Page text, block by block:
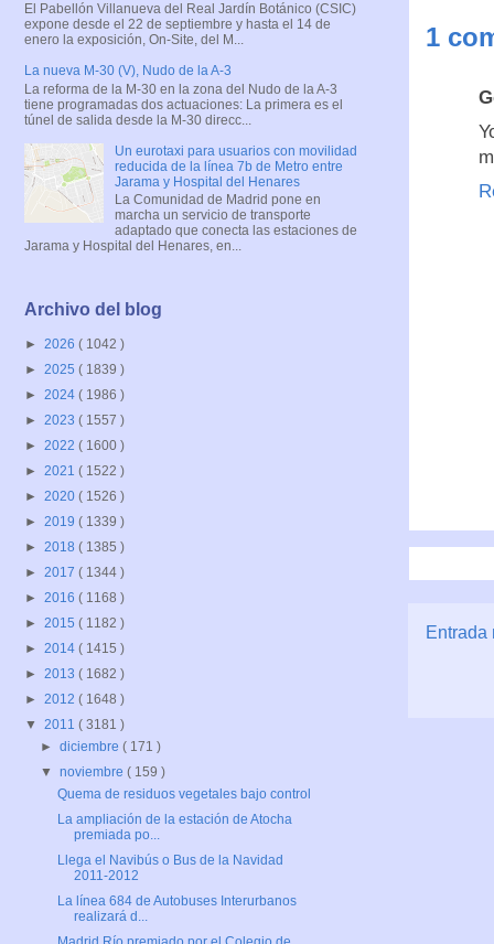
1
Entrada
El Pabellón Villanueva del Real Jardín Botánico (CSIC)
expone desde el 22 de septiembre y hasta el 14 de
enero la exposición, On-Site, del M...
La nueva M-30 (V), Nudo de la A-3
La reforma de la M-30 en la zona del Nudo de la A-3
tiene programadas dos actuaciones: La primera es el
túnel de salida desde la M-30 direcc...
Un eurotaxi para usuarios con movilidad
reducida de la línea 7b de Metro entre
Jarama y Hospital del Henares
La Comunidad de Madrid pone en
marcha un servicio de transporte
adaptado que conecta las estaciones de
Jarama y Hospital del Henares, en...
Archivo del blog
► 2026 ( 1042 )
► 2025 ( 1839 )
► 2024 ( 1986 )
► 2023 ( 1557 )
► 2022 ( 1600 )
► 2021 ( 1522 )
► 2020 ( 1526 )
► 2019 ( 1339 )
► 2018 ( 1385 )
► 2017 ( 1344 )
► 2016 ( 1168 )
► 2015 ( 1182 )
► 2014 ( 1415 )
► 2013 ( 1682 )
► 2012 ( 1648 )
▼ 2011 ( 3181 )
►diciembre( 171 )
▼noviembre( 159 )
Quema de residuos vegetales bajo control
La ampliación de la estación de Atocha
premiada po...
Llega el Navibús o Bus de la Navidad
2011-2012
La línea 684 de Autobuses Interurbanos
realizará d...